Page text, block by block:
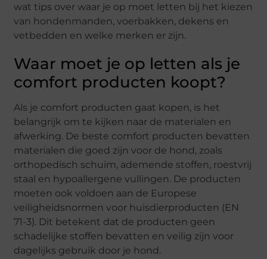
wat tips over waar je op moet letten bij het kiezen
van hondenmanden, voerbakken, dekens en
vetbedden en welke merken er zijn.
Waar moet je op letten als je
comfort producten koopt?
Als je comfort producten gaat kopen, is het
belangrijk om te kijken naar de materialen en
afwerking. De beste comfort producten bevatten
materialen die goed zijn voor de hond, zoals
orthopedisch schuim, ademende stoffen, roestvrij
staal en hypoallergene vullingen. De producten
moeten ook voldoen aan de Europese
veiligheidsnormen voor huisdierproducten (EN
71-3). Dit betekent dat de producten geen
schadelijke stoffen bevatten en veilig zijn voor
dagelijks gebruik door je hond.